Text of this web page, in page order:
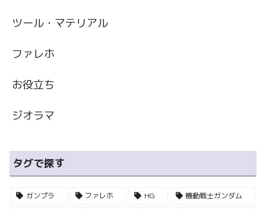
ツール・マテリアル
ファレホ
お役立ち
ジオラマ
タグで探す
ガンプラ ファレホ HG
機動戦士ガンダム